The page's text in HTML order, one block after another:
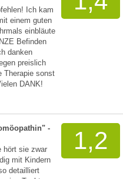
Ich kam
einem guten
einbläute
Befinden
danken
preislich
Therapie sonst
DANK!
-
hört sie zwar
mit Kindern
detailliert
1,2